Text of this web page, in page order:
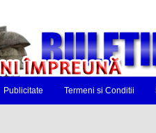
Publicitate Termeni si Conditii